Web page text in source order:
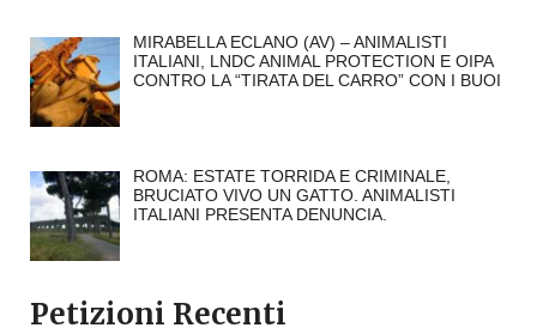
MIRABELLA ECLANO (AV) – ANIMALISTI
ITALIANI, LNDC ANIMAL PROTECTION E OIPA
CONTRO LA “TIRATA DEL CARRO” CON I BUOI
ROMA: ESTATE TORRIDA E CRIMINALE,
BRUCIATO VIVO UN GATTO. ANIMALISTI
ITALIANI PRESENTA DENUNCIA.
Petizioni Recenti